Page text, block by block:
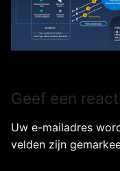
Geef een
Uw e-mailadres
velden zijn